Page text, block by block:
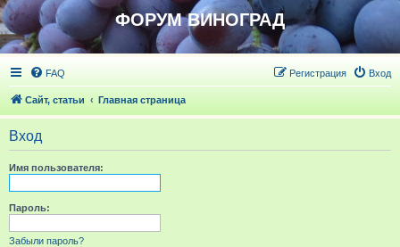
ФОРУМ ВИНОГРАД
FAQ Вход
Регистрация
Сайт, статьи Главная страница
Вход
Имя пользователя:
Пароль:
Забыли пароль?